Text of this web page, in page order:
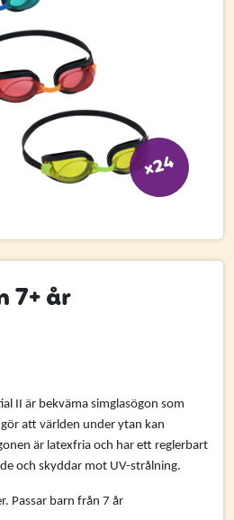
kampanjer?
för att ta del av våra nyheter
x24
7+ år
II är bekväma simglasögon som
att världen under ytan kan
är latexfria och har ett reglerbart
och skyddar mot UV-strålning.
Passar barn från 7 år